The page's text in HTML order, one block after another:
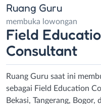
Ruang Guru
membuka lowongan
Field
Consultant
Ruang Guru saat ini
sebagai Field Education
Bekasi, Tangerang, Bogor,